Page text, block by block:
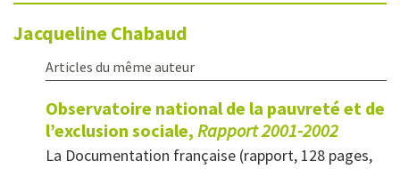
JacquelineChabaud
Articles du même auteur
Observatoire national de la pauvreté et de
l’exclusion sociale, Rapport 2001-2002
La Documentation française (rapport, 128 pages,